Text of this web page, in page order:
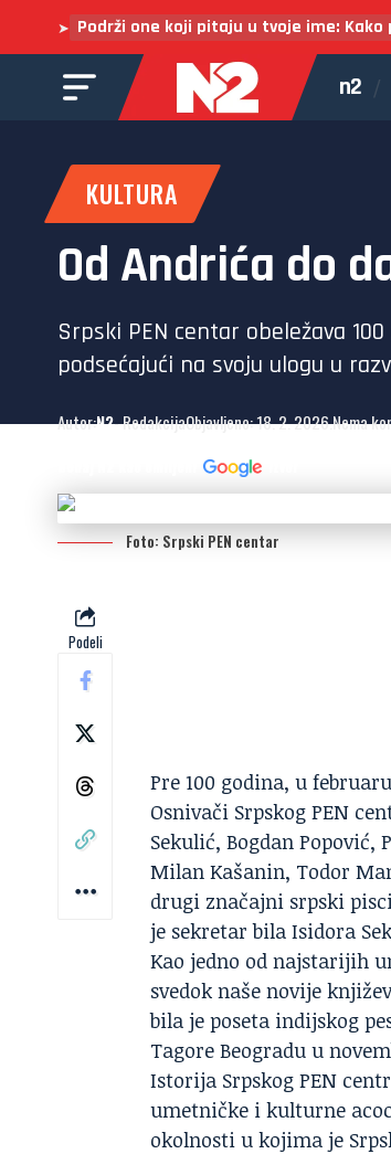
➤ Podrži one koji pitaju u tvoje ime:
n2
KULTURA
Od Andrića do
Srpski PEN centar obeležava
podsećajući na svoju ulogu u
Autor:N2- RedakcijaObjavljeno: 18. 2. 2026.Nema
Foto: Srpski PEN centar
Podeli
Pre 100 godina, u
Osnivači Srpskog PEN
Sekulić, Bogdan Popović,
Milan Kašanin, Todor
drugi značajni srpski
je sekretar bila Isidora
Kao jedno od najstarijih
svedok naše novije
bila je poseta indijskog
Tagore Beogradu u
Istorija Srpskog PEN
umetničke i kulturne
okolnosti u kojima je